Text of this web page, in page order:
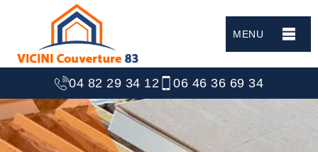
MENU
04 82 29 34 12 06 46 36 69 34